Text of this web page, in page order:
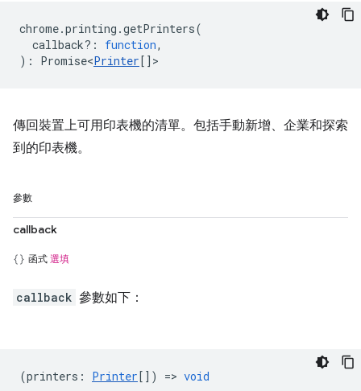
chrome.printing .getPrinters(
callback? : function,
) : Promise<Printer[] >
傳回裝置上可用印表機的清單。包括手動新增、企業和探索
到的印表機。
參數
callback
函式 選填
callback 參數如下：
(printers : Printer[]) => void